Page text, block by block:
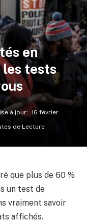
en
les tests
à jour: 16 février
de Lecture
que plus de 60 %
un test de
vraiment savoir
affichés.